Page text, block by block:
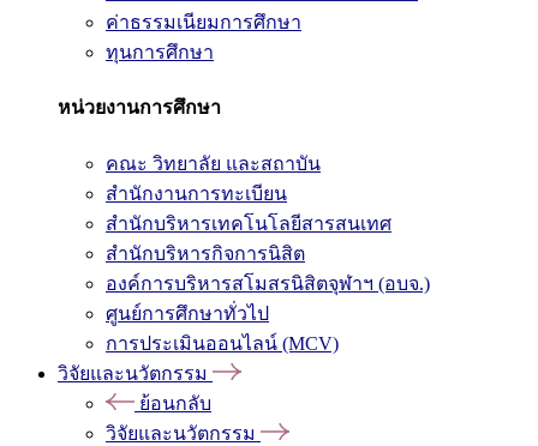
ค่าธรรมเนียมการศึกษา
ทุนการศึกษา
หน่วยงานการศึกษา
คณะ วิทยาลัย และสถาบัน
สำนักงานการทะเบียน
สำนักบริหารเทคโนโลยีสารสนเทศ
สำนักบริหารกิจการนิสิต
องค์การบริหารสโมสรนิสิตจุฬาฯ (อบจ.)
ศูนย์การศึกษาทั่วไป
การประเมินออนไลน์ (MCV)
วิจัยและนวัตกรรม
ย้อนกลับ
วิจัยและนวัตกรรม